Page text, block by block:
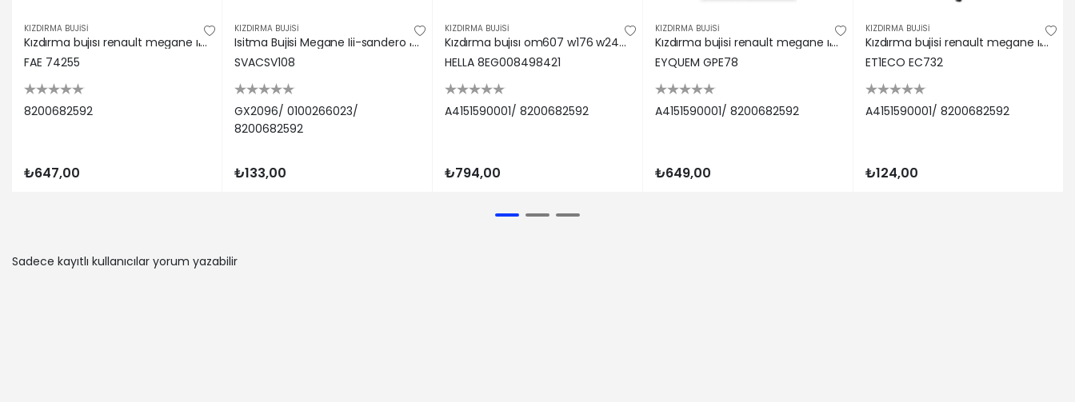
KIZDIRMA BUJİSİ
Kızdırma bujısı renault megane ııı fluence clıo ııı kangoo scenıc modus duster logan sandero 1.5 dcı fae 8200682592
FAE 74255
8200682592
₺647,00
KIZDIRMA BUJİSİ
Isitma Bujisi Megane Iii-sandero 1.5dci-4.4v GX2096/ 0100266023/ 8200682592
SVACSV108
GX2096/ 0100266023/
8200682592
₺133,00
KIZDIRMA BUJİSİ
Kızdırma bujısı om607 w176 w246 c117 x156 w415 . K9k 1.5 dci megane fluence clıo hella a4151590001/ 8200682592
HELLA 8EG008498421
A4151590001/ 8200682592
₺794,00
KIZDIRMA BUJİSİ
Kızdırma bujisi renault megane ııı 09> fluence 09> clıo ıv 12> dacıa duster 10> mercedes om607 w176 Eyquem A4151590001/ 8200682592
EYQUEM GPE78
A4151590001/ 8200682592
₺649,00
KIZDIRMA BUJİSİ
Kızdırma bujisi renault megane ııı 09> fluence 09> clıo ıv 12> dacıa duster 10> mercedes om607 w176 A4151590001/ 8200682592
ET1ECO EC732
A4151590001/ 8200682592
₺124,00
Sadece kayıtlı kullanıcılar yorum yazabilir